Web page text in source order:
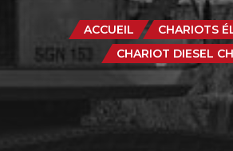
ACCUEIL
CHARIOTS
CHARIOT DIESEL